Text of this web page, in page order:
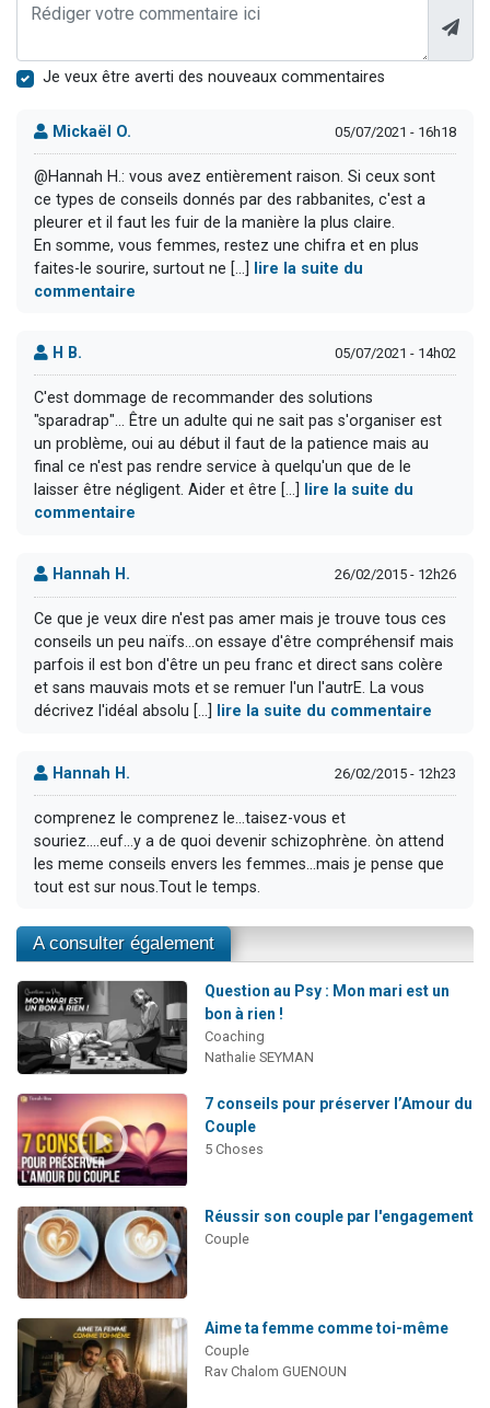
Je veux être averti des nouveaux commentaires
Mickaël O. 05/07/2021 - 16h18
@Hannah H.: vous avez entièrement raison. Si ceux sont
ce types de conseils donnés par des rabbanites, c'est a
pleurer et il faut les fuir de la manière la plus claire.
En somme, vous femmes, restez une chifra et en plus
faites-le sourire, surtout ne [...]
lire la suite du
commentaire
H B. 05/07/2021 - 14h02
C'est dommage de recommander des solutions
"sparadrap"... Être un adulte qui ne sait pas s'organiser est
un problème, oui au début il faut de la patience mais au
final ce n'est pas rendre service à quelqu'un que de le
laisser être négligent. Aider et être [...]
lire la suite du
commentaire
Hannah H. 26/02/2015 - 12h26
Ce que je veux dire n'est pas amer mais je trouve tous ces
conseils un peu naïfs...on essaye d'être compréhensif mais
parfois il est bon d'être un peu franc et direct sans colère
et sans mauvais mots et se remuer l'un l'autrE. La vous
décrivez l'idéal absolu [...] lire la suite du commentaire
Hannah H. 26/02/2015 - 12h23
comprenez le comprenez le...taisez-vous et
souriez....euf...y a de quoi devenir schizophrène. òn attend
les meme conseils envers les femmes...mais je pense que
tout est sur nous.Tout le temps.
A consulter également
Question au Psy : Mon mari est un
bon à rien !
Coaching
Nathalie SEYMAN
7 conseils pour préserver l’Amour du
Couple
5 Choses
Réussir son couple par l'engagement
Couple
Aime ta femme comme toi-même
Couple
Rav Chalom GUENOUN